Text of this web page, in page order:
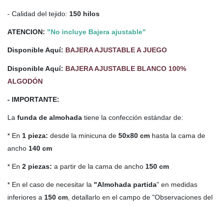
- Calidad del tejido: 150 hilos
ATENCION: "No incluye Bajera ajustable"
Disponible Aquí: BAJERA AJUSTABLE A JUEGO
Disponible Aquí: BAJERA AJUSTABLE BLANCO 100%
ALGODÓN
- IMPORTANTE:
La funda de almohada tiene la confección estándar de:
* En 1 pieza: desde la minicuna de 50x80 cm hasta la cama de
ancho 140 cm
* En 2 piezas: a partir de la cama de ancho 150 cm
* En el caso de necesitar la "Almohada partida" en medidas
inferiores a 150 cm, detallarlo en el campo de "Observaciones del